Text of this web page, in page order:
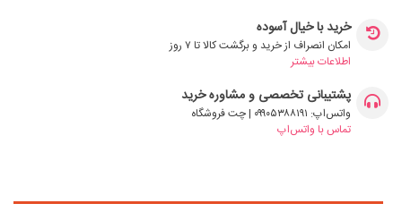
خرید با خیال آسوده
امکان انصراف از خرید و برگشت کالا تا ۷ روز
اطلاعات بیشتر
پشتیبانی تخصصی و مشاوره خرید
واتس‌اپ: ۰۹۹۰۵۳۸۸۱۹۱ | چت فروشگاه
تماس با واتس‌اپ